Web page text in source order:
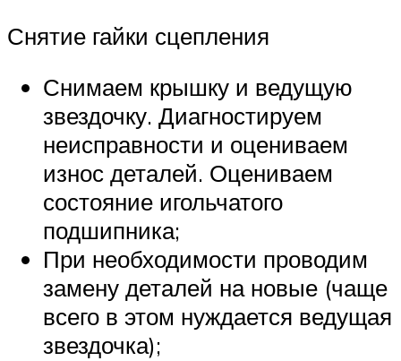
Снятие гайки сцепления
Снимаем крышку и ведущую
звездочку. Диагностируем
неисправности и оцениваем
износ деталей. Оцениваем
состояние игольчатого
подшипника;
При необходимости проводим
замену деталей на новые (чаще
всего в этом нуждается ведущая
звездочка);